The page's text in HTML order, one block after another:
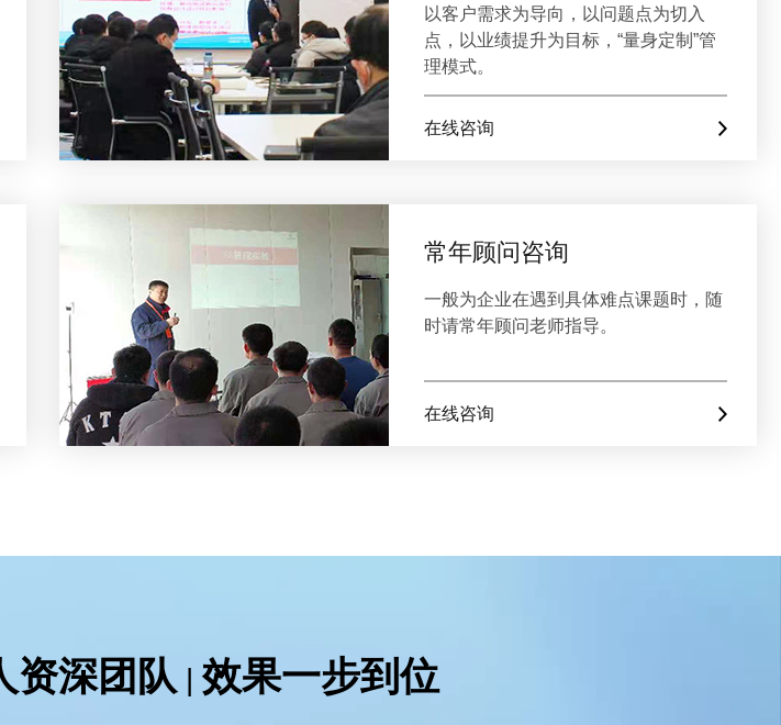
以客户需求为导向，以问题点为切入
点，以业绩提升为目标，“量身定制”管
理模式。
在线咨询
常年顾问咨询
一般为企业在遇到具体难点课题时，随
时请常年顾问老师指导。
在线咨询
资深团队 | 效果一步到位